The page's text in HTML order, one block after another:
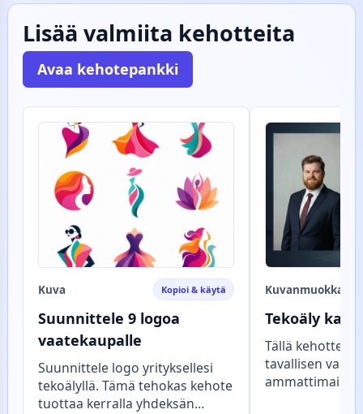
Lisää valmiita kehotteita
Avaa kehotepankki
Kuva Kopioi & käytä
Suunnittele 9 logoa
vaatekaupalle
Suunnittele logo yrityksellesi
tekoälyllä. Tämä tehokas kehote
tuottaa kerralla yhdeksän
Kuvanmuokkaus
Tekoäly
Tällä
tavallisen